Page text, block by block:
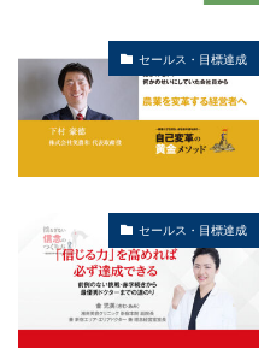
セールス・目標達成
セールス・目標達成